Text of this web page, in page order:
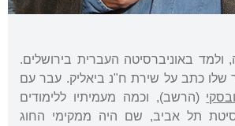
ולמד באוניברסיטה העברית בירושלים.
שלו כתב על שירת ח"נ ביאליק. עבר עם
(הרשב), וכמה מעמיתיו ללימודים
תל אביב, שם היה ממקימי החוג